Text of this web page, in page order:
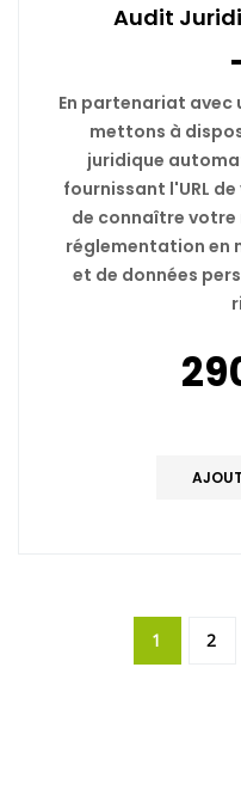
Audit
En partenariat
mettons à
juridique
fournissant l'URL
de connaître votre
réglementation en
et de données
1 2